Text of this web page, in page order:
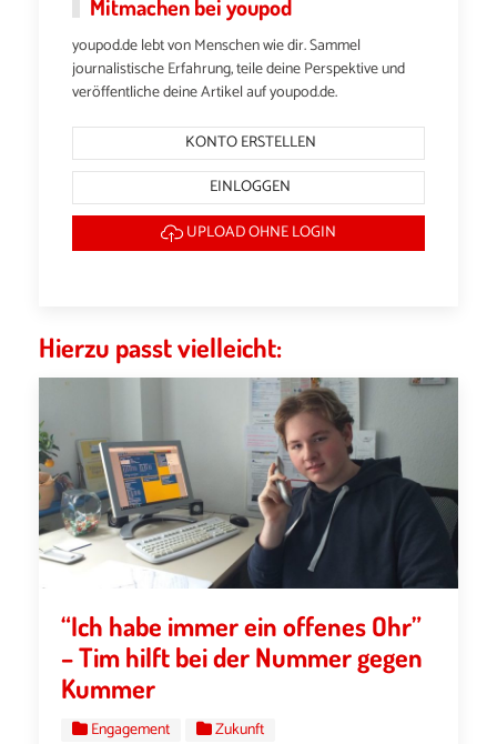
Mitmachen bei youpod
youpod.de lebt von Menschen wie dir. Sammel
journalistische Erfahrung, teile deine Perspektive und
veröffentliche deine Artikel auf youpod.de.
KONTO ERSTELLEN
EINLOGGEN
UPLOAD OHNE LOGIN
Hierzu passt vielleicht:
“Ich habe immer ein offenes Ohr”
– Tim hilft bei der Nummer gegen
Kummer
Engagement Zukunft